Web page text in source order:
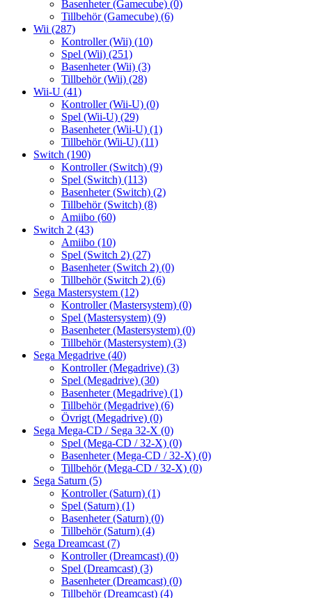
Basenheter (Gamecube) (0)
Tillbehör (Gamecube) (6)
Wii (287)
Kontroller (Wii) (10)
Spel (Wii) (251)
Basenheter (Wii) (3)
Tillbehör (Wii) (28)
Wii-U (41)
Kontroller (Wii-U) (0)
Spel (Wii-U) (29)
Basenheter (Wii-U) (1)
Tillbehör (Wii-U) (11)
Switch (190)
Kontroller (Switch) (9)
Spel (Switch) (113)
Basenheter (Switch) (2)
Tillbehör (Switch) (8)
Amiibo (60)
Switch 2 (43)
Amiibo (10)
Spel (Switch 2) (27)
Basenheter (Switch 2) (0)
Tillbehör (Switch 2) (6)
Sega Mastersystem (12)
Kontroller (Mastersystem) (0)
Spel (Mastersystem) (9)
Basenheter (Mastersystem) (0)
Tillbehör (Mastersystem) (3)
Sega Megadrive (40)
Kontroller (Megadrive) (3)
Spel (Megadrive) (30)
Basenheter (Megadrive) (1)
Tillbehör (Megadrive) (6)
Övrigt (Megadrive) (0)
Sega Mega-CD / Sega 32-X (0)
Spel (Mega-CD / 32-X) (0)
Basenheter (Mega-CD / 32-X) (0)
Tillbehör (Mega-CD / 32-X) (0)
Sega Saturn (5)
Kontroller (Saturn) (1)
Spel (Saturn) (1)
Basenheter (Saturn) (0)
Tillbehör (Saturn) (4)
Sega Dreamcast (7)
Kontroller (Dreamcast) (0)
Spel (Dreamcast) (3)
Basenheter (Dreamcast) (0)
Tillbehör (Dreamcast) (4)